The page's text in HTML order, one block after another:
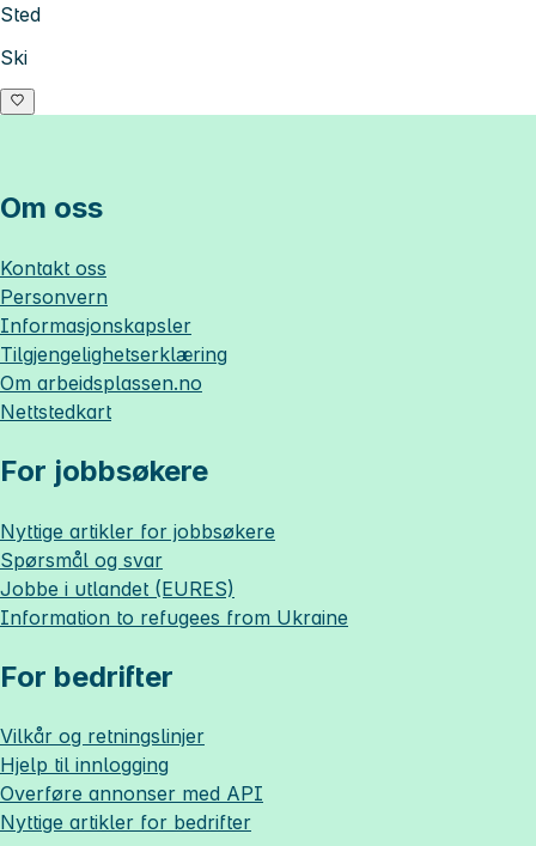
Sted
Ski
Om oss
Kontakt oss
Personvern
Informasjonskapsler
Tilgjengelighetserklæring
Om arbeidsplassen.no
Nettstedkart
For jobbsøkere
Nyttige artikler for jobbsøkere
Spørsmål og svar
Jobbe i utlandet (EURES)
Information to refugees from Ukraine
For bedrifter
Vilkår og retningslinjer
Hjelp til innlogging
Overføre annonser med API
Nyttige artikler for bedrifter